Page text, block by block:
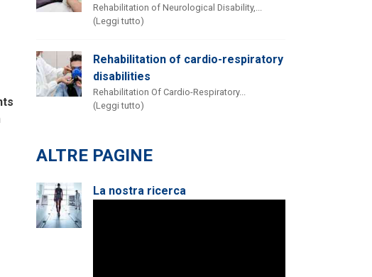
Rehabilitation of Neurological Disability,...
(Leggi tutto)
Rehabilitation of cardio-respiratory
disabilities
Rehabilitation Of Cardio-Respiratory...
(Leggi tutto)
ALTRE PAGINE
La nostra ricerca